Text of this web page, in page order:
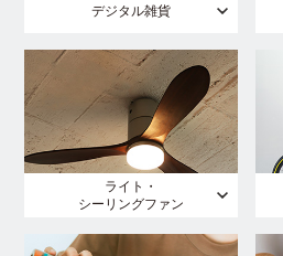
デジタル雑貨
ライト・
シーリングファン